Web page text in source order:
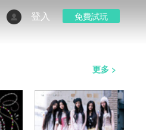
更多 >
免費試玩
登入